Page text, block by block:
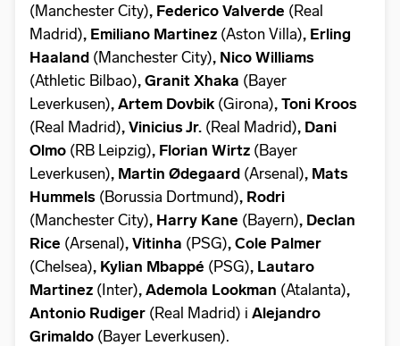
(Manchester City), Federico Valverde (Real
Madrid), Emiliano Martinez (Aston Villa), Erling
Haaland (Manchester City), Nico Williams
(Athletic Bilbao), Granit Xhaka (Bayer
Leverkusen), Artem Dovbik (Girona), Toni Kroos
(Real Madrid), Vinicius Jr. (Real Madrid), Dani
Olmo (RB Leipzig), Florian Wirtz (Bayer
Leverkusen), Martin Ødegaard (Arsenal), Mats
Hummels (Borussia Dortmund), Rodri
(Manchester City), Harry Kane (Bayern), Declan
Rice (Arsenal), Vitinha (PSG), Cole Palmer
(Chelsea), Kylian Mbappé (PSG), Lautaro
Martinez (Inter), Ademola Lookman (Atalanta),
Antonio Rudiger (Real Madrid) i Alejandro
Grimaldo (Bayer Leverkusen).